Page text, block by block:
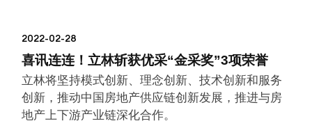
2022-02-28
喜讯连连！立林斩获优采“金采奖”3项荣誉
立林将坚持模式创新、理念创新、技术创新和服务
创新，推动中国房地产供应链创新发展，推进与房
地产上下游产业链深化合作。